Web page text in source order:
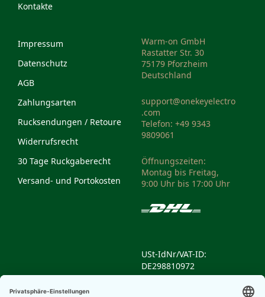
Kontakte
Impressum
Datenschutz
AGB
Zahlungsarten
Rucksendungen / Retoure
Widerrufsrecht
30 Tage Ruckgaberecht
Versand- und Portokosten
Warm-on GmbH
Rastatter Str. 30
75179 Pforzheim
Deutschland
support@onekeyelectro
.com
Telefon: +49 9343
9809061
Öffnungszeiten:
Montag bis Freitag,
9:00 Uhr bis 17:00 Uhr
USt-IdNr/VAT-ID:
DE298810972
Weee-Reg.-Nr/Weee